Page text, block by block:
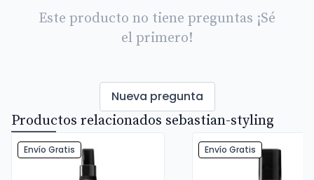
Este producto no tiene preguntas ¡Sé
el primero!
Nueva pregunta
Productos relacionados sebastian-styling
Envío Gratis Envío Gratis